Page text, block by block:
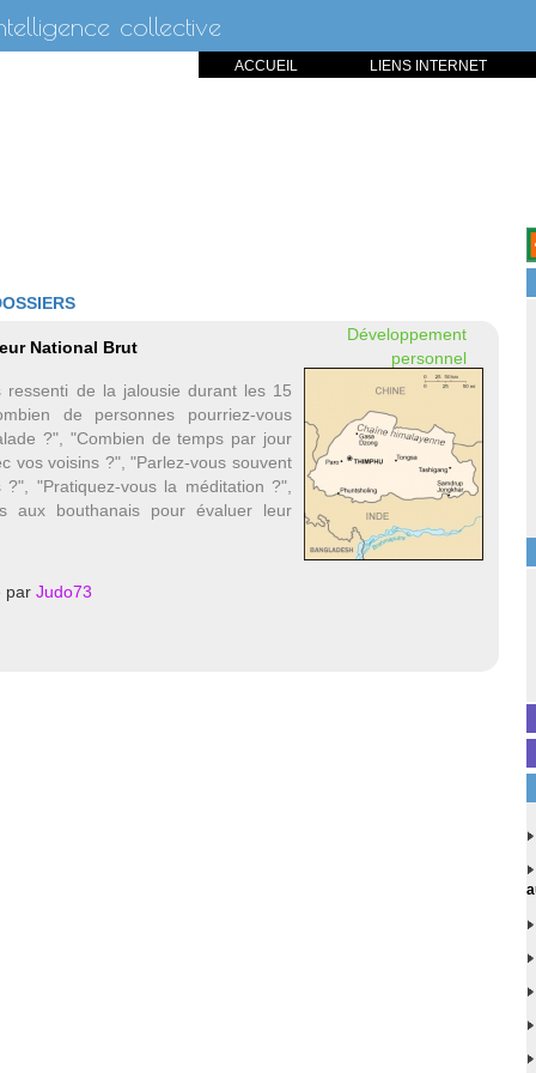
collective
LIENS INTERNET
ACCUEIL
National Brut
Développement
personnel
ressenti de la jalousie durant les 15
de personnes pourriez-vous
?", "Combien de temps par jour
vos voisins ?", "Parlez-vous souvent
"Pratiquez-vous la méditation ?",
aux bouthanais pour évaluer leur
par Judo73